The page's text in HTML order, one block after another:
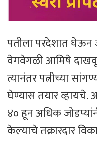
पतीला परदेशात घेऊन
वेगवेगळी आमिषे
त्यानंतर पत्नीच्या
घेण्यास तयार व्हायचे.
४० हून अधिक
केल्याचे तक्रारदार